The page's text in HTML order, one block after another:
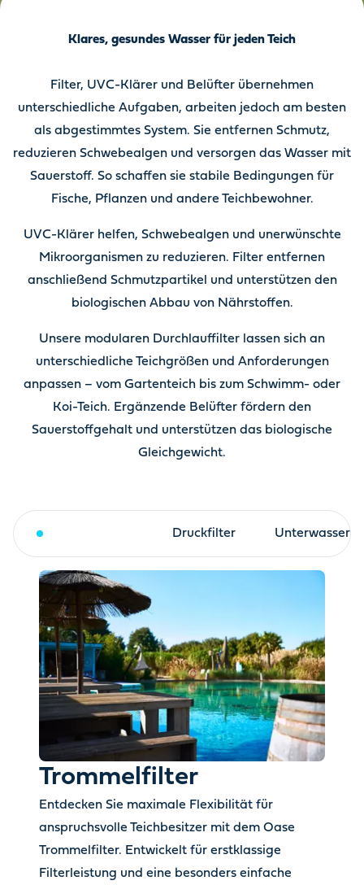
Klares, gesundes Wasser für jeden Teich
Filter, UVC-Klärer und Belüfter übernehmen
unterschiedliche Aufgaben, arbeiten jedoch am besten
als abgestimmtes System. Sie entfernen Schmutz,
reduzieren Schwebealgen und versorgen das Wasser mit
Sauerstoff. So schaffen sie stabile Bedingungen für
Fische, Pflanzen und andere Teichbewohner.
UVC-Klärer helfen, Schwebealgen und unerwünschte
Mikroorganismen zu reduzieren. Filter entfernen
anschließend Schmutzpartikel und unterstützen den
biologischen Abbau von Nährstoffen.
Unsere modularen Durchlauffilter lassen sich an
unterschiedliche Teichgrößen und Anforderungen
anpassen – vom Gartenteich bis zum Schwimm- oder
Koi-Teich. Ergänzende Belüfter fördern den
Sauerstoffgehalt und unterstützen das biologische
Gleichgewicht.
Druckfilter
Trommelfilter
Entdecken Sie maximale Flexibilität für
anspruchsvolle Teichbesitzer mit dem Oase
Trommelfilter. Entwickelt für erstklassige
Filterleistung und eine besonders einfache